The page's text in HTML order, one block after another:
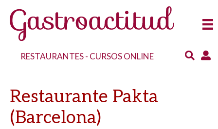
RESTAURANTES- CURSOS ONLINE
Restaurante Pakta
(Barcelona)